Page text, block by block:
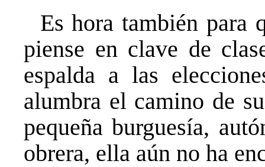
Es hora también para
piense en clave de
espalda a las
alumbra el camino de
pequeña burguesía,
obrera, ella aún no ha